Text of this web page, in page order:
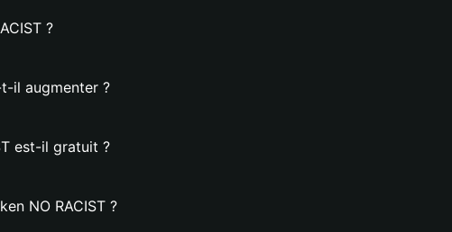
?
il augmenter ?
est-il gratuit ?
NO RACIST ?